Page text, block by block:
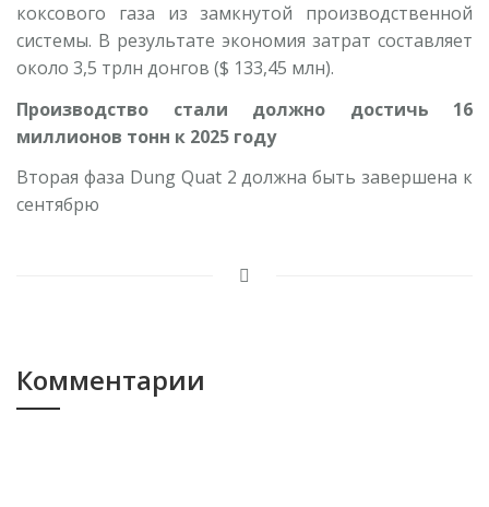
коксового газа из замкнутой производственной
системы. В результате экономия затрат составляет
около 3,5 трлн донгов ($ 133,45 млн).
Производство стали должно достичь 16
миллионов тонн к 2025 году
Вторая фаза Dung Quat 2 должна быть завершена к
сентябрю
Комментарии